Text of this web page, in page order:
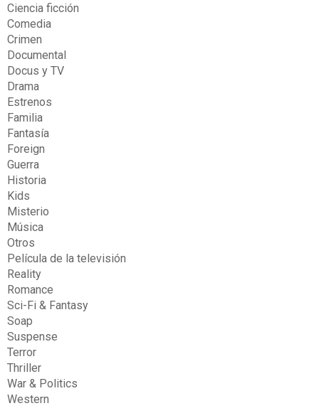
Ciencia ficción
Comedia
Crimen
Documental
Docus y TV
Drama
Estrenos
Familia
Fantasía
Foreign
Guerra
Historia
Kids
Misterio
Música
Otros
Película de la televisión
Reality
Romance
Sci-Fi & Fantasy
Soap
Suspense
Terror
Thriller
War & Politics
Western